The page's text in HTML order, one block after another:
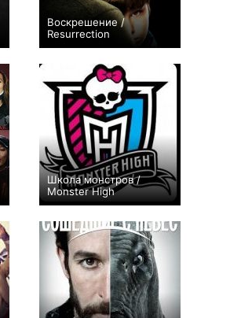
Воскрешение /
Resurrection
+328 23 1160
Школа монстров /
Monster High
+29 94 469